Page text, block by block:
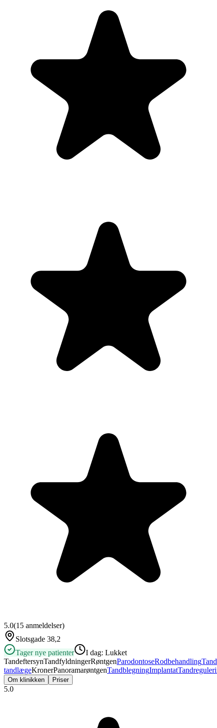
5.0(15 anmeldelser)
Slotsgade 38,2
Tager nye patienter
I dag: Lukket
TandeftersynTandfyldningerRøntgenParodontoseRodbehandling
tandlægeKronerPanoramarøntgenTandblegningImplantat
Om klinikken Priser
5.0